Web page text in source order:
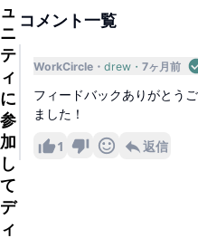
ュ
ニ
テ
ィ
に
参
加
し
て
デ
ィ
コメント一覧
WorkCircle drew 7ヶ月前
フィードバックありがとう
ました！
1 返信